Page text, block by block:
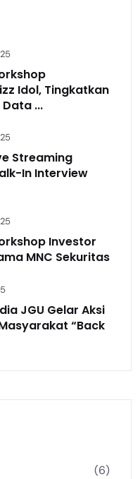
Idol, Tingkatkan
...
Streaming
In Interview
Investor
MNC Sekuritas
JGU Gelar Aksi
“Back
(6)